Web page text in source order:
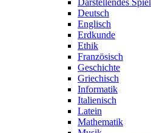
Darstellendes Spiel
Deutsch
Englisch
Erdkunde
Ethik
Französisch
Geschichte
Griechisch
Informatik
Italienisch
Latein
Mathematik